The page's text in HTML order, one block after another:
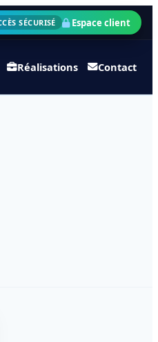
SÉCURISÉ Espace client
Réalisations Contact